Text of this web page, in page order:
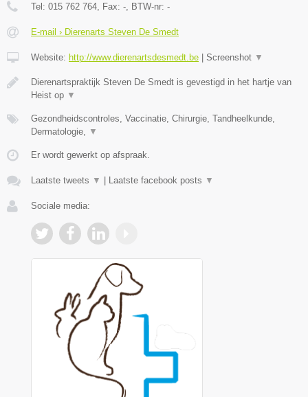
Tel: 015 762 764 , Fax: - , BTW-nr: -
E-mail › Dierenarts Steven De Smedt
Website: http://www.dierenartsdesmedt.be Screenshot ▼
Dierenartspraktijk Steven De Smedt is gevestigd in het hartje van
Heist op ▼
Gezondheidscontroles, Vaccinatie, Chirurgie, Tandheelkunde,
Dermatologie,
▼
Er wordt gewerkt op afspraak.
Laatste tweets ▼ Laatste facebook posts ▼
Sociale media: